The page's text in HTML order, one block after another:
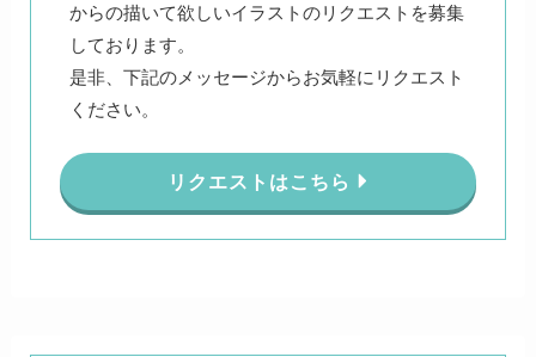
からの描いて欲しいイラストのリクエストを募集
しております。
是非、下記のメッセージからお気軽にリクエスト
ください。
リクエストはこちら